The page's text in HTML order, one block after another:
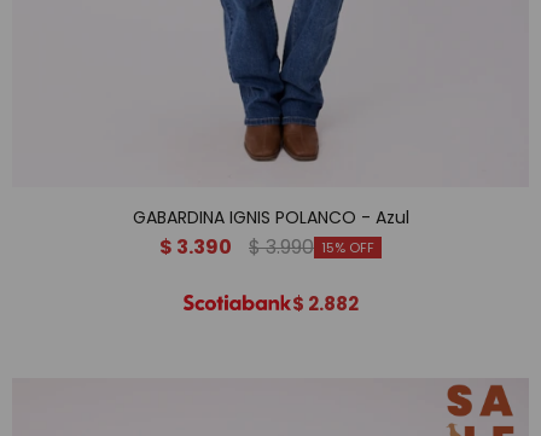
GABARDINA IGNIS POLANCO - Azul
$ 3.390 $3.990 15
$ 2.882